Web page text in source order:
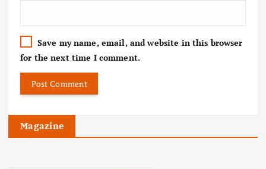
Save my name, email, and website in this browser
for the next time I comment.
Magazine